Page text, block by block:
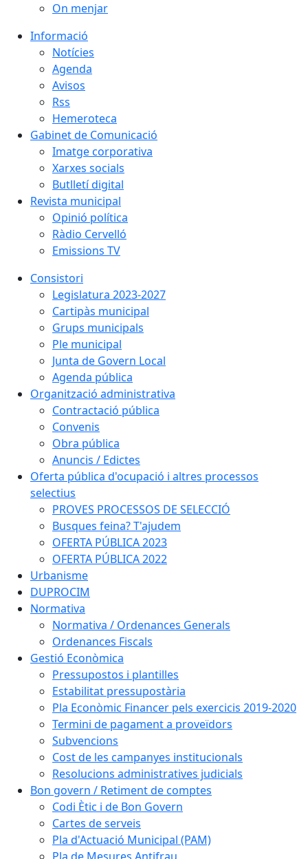
On menjar
Informació
Notícies
Agenda
Avisos
Rss
Hemeroteca
Gabinet de Comunicació
Imatge corporativa
Xarxes socials
Butlletí digital
Revista municipal
Opinió política
Ràdio Cervelló
Emissions TV
Consistori
Legislatura 2023-2027
Cartipàs municipal
Grups municipals
Ple municipal
Junta de Govern Local
Agenda pública
Organització administrativa
Contractació pública
Convenis
Obra pública
Anuncis / Edictes
Oferta pública d'ocupació i altres processos
selectius
PROVES PROCESSOS DE SELECCIÓ
Busques feina? T'ajudem
OFERTA PÚBLICA 2023
OFERTA PÚBLICA 2022
Urbanisme
DUPROCIM
Normativa
Normativa / Ordenances Generals
Ordenances Fiscals
Gestió Econòmica
Pressupostos i plantilles
Estabilitat pressupostària
Pla Econòmic Financer pels exercicis 2019-2020
Termini de pagament a proveïdors
Subvencions
Cost de les campanyes institucionals
Resolucions administratives judicials
Bon govern / Retiment de comptes
Codi Ètic i de Bon Govern
Cartes de serveis
Pla d'Actuació Municipal (PAM)